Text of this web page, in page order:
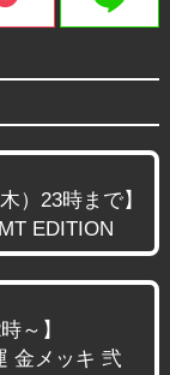
）23時まで】
EDITION
～】
金メッキ 弐